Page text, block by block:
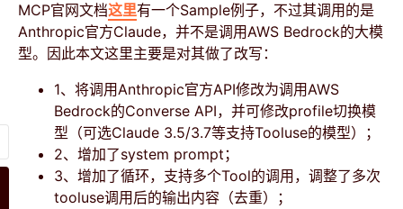
MCP官网文档这里有一个Sample例子，不过其调用的是
Anthropic官方Claude，并不是调用AWS Bedrock的大模
型。因此本文这里主要是对其做了改写：
1、将调用Anthropic官方API修改为调用AWS
Bedrock的Converse API，并可修改profile切换模
型（可选Claude 3.5/3.7等支持Tooluse的模型）；
2、增加了system prompt；
3、增加了循环，支持多个Tool的调用，调整了多次
tooluse调用后的输出内容（去重）；